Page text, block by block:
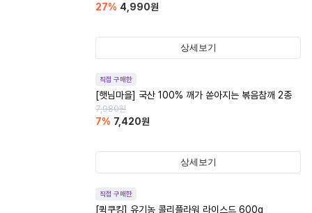
27% 4,990원
상세보기
직접 구매한
[햇님마을] 국산 100% 깨가 쏟아지는 볶음참깨 2종
7,980원
7% 7,420원
상세보기
직접 구매한
[퀵쿠킹] 유기농 콜리플라워 라이스드 600g